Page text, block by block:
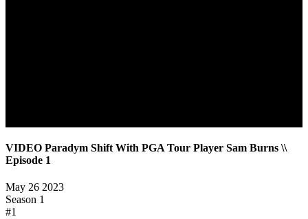
VIDEO Paradym Shift With PGA Tour Player Sam Burns \\
Episode 1
May 26 2023
Season 1
#1